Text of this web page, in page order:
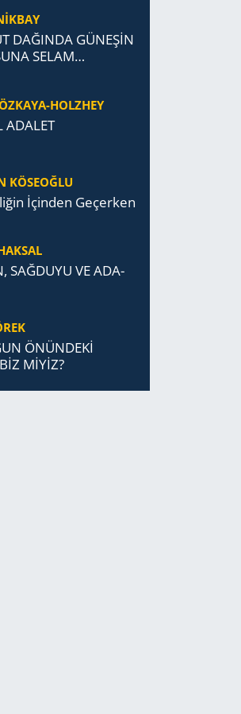
DAĞINDA GÜNEŞİN
SELAM
HOLZHEY
ADALET
KÖSEOĞLU
İçinden Geçerken
SAĞ­DU­YU VE ADA­
ÖNÜNDEKİ
MİYİZ?